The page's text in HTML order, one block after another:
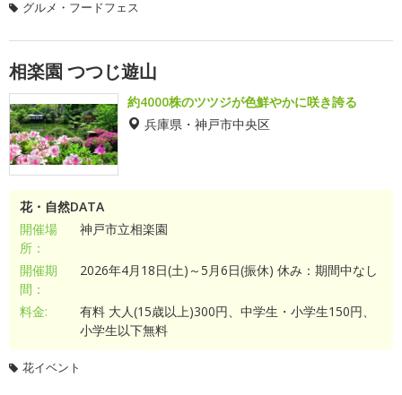
グルメ・フードフェス
相楽園 つつじ遊山
約4000株のツツジが色鮮やかに咲き誇る
兵庫県・神戸市中央区
花・自然DATA
開催場
所：
神戸市立相楽園
開催期
間：
2026年4月18日(土)～5月6日(振休) 休み：期間中なし
料金:
有料 大人(15歳以上)300円、中学生・小学生150円、
小学生以下無料
花イベント